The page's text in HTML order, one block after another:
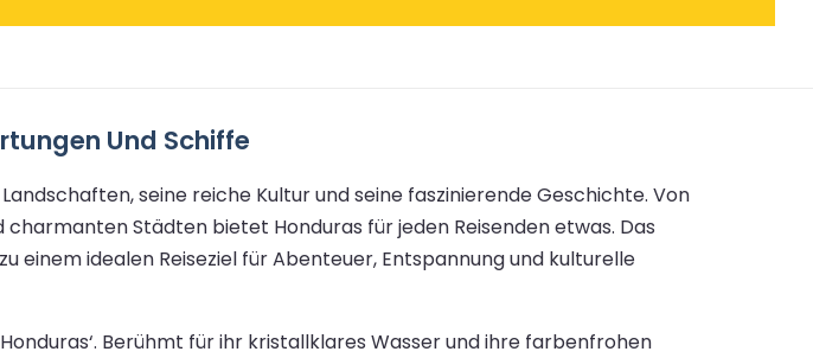
Und Schiffe
seine reiche Kultur und seine faszinierende Geschichte. Von
Städten bietet Honduras für jeden Reisenden etwas. Das
einem idealen Reiseziel für Abenteuer, Entspannung und kulturelle
Berühmt für ihr kristallklares Wasser und ihre farbenfrohen